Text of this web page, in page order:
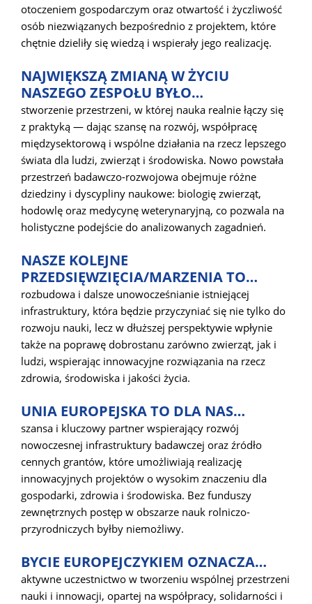
otoczeniem gospodarczym oraz otwartość i życzliwość
osób niezwiązanych bezpośrednio z projektem, które
chętnie dzieliły się wiedzą i wspierały jego realizację.
NAJWIĘKSZĄ ZMIANĄ W ŻYCIU
NASZEGO ZESPOŁU BYŁO…
stworzenie przestrzeni, w której nauka realnie łączy się
z praktyką — dając szansę na rozwój, współpracę
międzysektorową i wspólne działania na rzecz lepszego
świata dla ludzi, zwierząt i środowiska. Nowo powstała
przestrzeń badawczo-rozwojowa obejmuje różne
dziedziny i dyscypliny naukowe: biologię zwierząt,
hodowlę oraz medycynę weterynaryjną, co pozwala na
holistyczne podejście do analizowanych zagadnień.
NASZE KOLEJNE
PRZEDSIĘWZIĘCIA/MARZENIA TO…
rozbudowa i dalsze unowocześnianie istniejącej
infrastruktury, która będzie przyczyniać się nie tylko do
rozwoju nauki, lecz w dłuższej perspektywie wpłynie
także na poprawę dobrostanu zarówno zwierząt, jak i
ludzi, wspierając innowacyjne rozwiązania na rzecz
zdrowia, środowiska i jakości życia.
UNIA EUROPEJSKA TO DLA NAS…
szansa i kluczowy partner wspierający rozwój
nowoczesnej infrastruktury badawczej oraz źródło
cennych grantów, które umożliwiają realizację
innowacyjnych projektów o wysokim znaczeniu dla
gospodarki, zdrowia i środowiska. Bez funduszy
zewnętrznych postęp w obszarze nauk rolniczo-
przyrodniczych byłby niemożliwy.
BYCIE EUROPEJCZYKIEM OZNACZA…
aktywne uczestnictwo w tworzeniu wspólnej przestrzeni
nauki i innowacji, opartej na współpracy, solidarności i